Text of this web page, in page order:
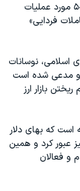
رحیمی تاکید کرده که امسال بیش از ۵۰ مورد عملیات
فردایی»
نوسانات
و مدعی شده است
بازار ارز
است که بهای دلار
۶۱ هزار تومان نیز عبور کرد و همین
و فعالان